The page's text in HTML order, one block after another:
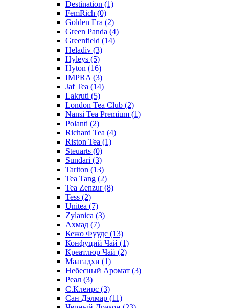
Destination (1)
FemRich (0)
Golden Era (2)
Green Panda (4)
Greenfield (14)
Heladiv (3)
Hyleys (5)
Hyton (16)
IMPRA (3)
Jaf Tea (14)
Lakruti (5)
London Tea Club (2)
Nansi Tea Premium (1)
Polanti (2)
Richard Tea (4)
Riston Tea (1)
Steuarts (0)
Sundari (3)
Tarlton (13)
Tea Tang (2)
Tea Zenzur(8)
Tess (2)
Unitea (7)
Zylanica (3)
Ахмад (7)
Кежо Фуудс (13)
Конфуций Чай (1)
Креатлюр Чай (2)
Маагадхи (1)
Небесный Аромат (3)
Реал (3)
С.Клеирс (3)
Сан Дэлмар (11)